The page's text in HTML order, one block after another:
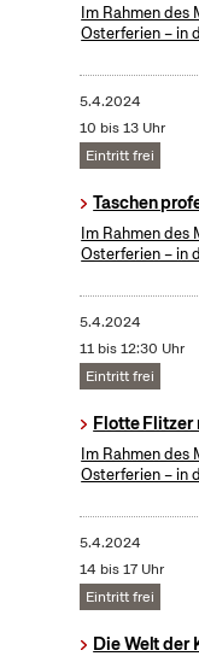
Im Rahmen des
Osterferien – in
5.4.2024
10 bis 13 Uhr
Eintritt frei
Taschen
Im Rahmen des
Osterferien – in
5.4.2024
11 bis 12:30 Uhr
Eintritt frei
Flotte Flitzer
Im Rahmen des
Osterferien – in
5.4.2024
14 bis 17 Uhr
Eintritt frei
Die Welt der